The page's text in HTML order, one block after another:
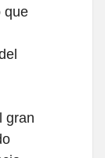
que
gran